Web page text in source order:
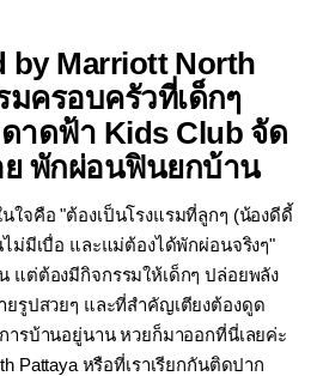
by Marriott North
มครอบครัวที่เด็กๆ
าดฟ้า Kids Club จัด
ย พักผ่อนฟินยกบ้าน
จคือ "ต้องเป็นโรงแรมที่ลูกๆ (น้องดีดี้
ม่มีเบื่อ และแม่ต้องได้พักผ่อนจริงๆ"
แต่ต้องมีกิจกรรมให้เด็กๆ ปล่อยพลัง
ยรูปสวยๆ และที่สำคัญเตียงต้องดูด
รบ้านอยู่นาน หวยก็มาออกที่นี่เลยค่ะ
Pattaya หรือที่เราเรียกกันติดปาก